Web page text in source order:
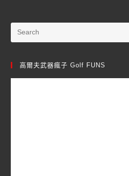
高爾夫武器瘋子 Golf FUNS